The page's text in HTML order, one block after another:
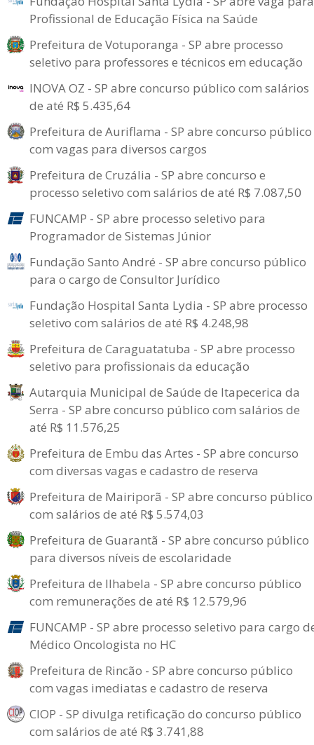
Profissional de Educação Física na Saúde
Prefeitura de Votuporanga - SP abre processo
seletivo para professores e técnicos em educação
INOVA OZ - SP abre concurso público com salários
de até R$ 5.435,64
Prefeitura de Auriflama - SP abre concurso público
com vagas para diversos cargos
Prefeitura de Cruzália - SP abre concurso e
processo seletivo com salários de até R$ 7.087,50
FUNCAMP - SP abre processo seletivo para
Programador de Sistemas Júnior
Fundação Santo André - SP abre concurso público
para o cargo de Consultor Jurídico
Fundação Hospital Santa Lydia - SP abre processo
seletivo com salários de até R$ 4.248,98
Prefeitura de Caraguatatuba - SP abre processo
seletivo para profissionais da educação
Autarquia Municipal de Saúde de Itapecerica da
Serra - SP abre concurso público com salários de
até R$ 11.576,25
Prefeitura de Embu das Artes - SP abre concurso
com diversas vagas e cadastro de reserva
Prefeitura de Mairiporã - SP abre concurso público
com salários de até R$ 5.574,03
Prefeitura de Guarantã - SP abre concurso público
para diversos níveis de escolaridade
Prefeitura de Ilhabela - SP abre concurso público
com remunerações de até R$ 12.579,96
FUNCAMP - SP abre processo seletivo para cargo
Médico Oncologista no HC
Prefeitura de Rincão - SP abre concurso público
com vagas imediatas e cadastro de reserva
CIOP - SP divulga retificação do concurso público
com salários de até R$ 3.741,88